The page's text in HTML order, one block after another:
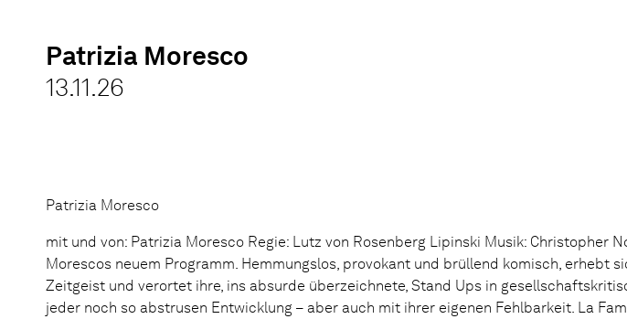
Patrizia Moresco
13.11.26
Patrizia Moresco
mit und von: Patrizia Moresco Regie: Lutz von Rosenberg Lipinski Musik: Christopher
Morescos neuem Programm. Hemmungslos, provokant und brüllend komisch, erhebt
Zeitgeist und verortet ihre, ins absurde überzeichnete, Stand Ups in
jeder noch so abstrusen Entwicklung – aber auch mit ihrer eigenen Fehlbarkeit. La